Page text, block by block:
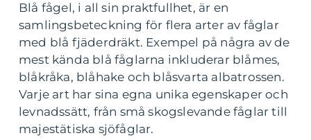
Blå fågel, i all sin praktfullhet, är en
samlingsbeteckning för flera arter av fåglar
med blå fjäderdräkt. Exempel på några av de
mest kända blå fåglarna inkluderar blåmes,
blåkråka, blåhake och blåsvarta albatrossen.
Varje art har sina egna unika egenskaper och
levnadssätt, från små skogslevande fåglar till
majestätiska sjöfåglar.